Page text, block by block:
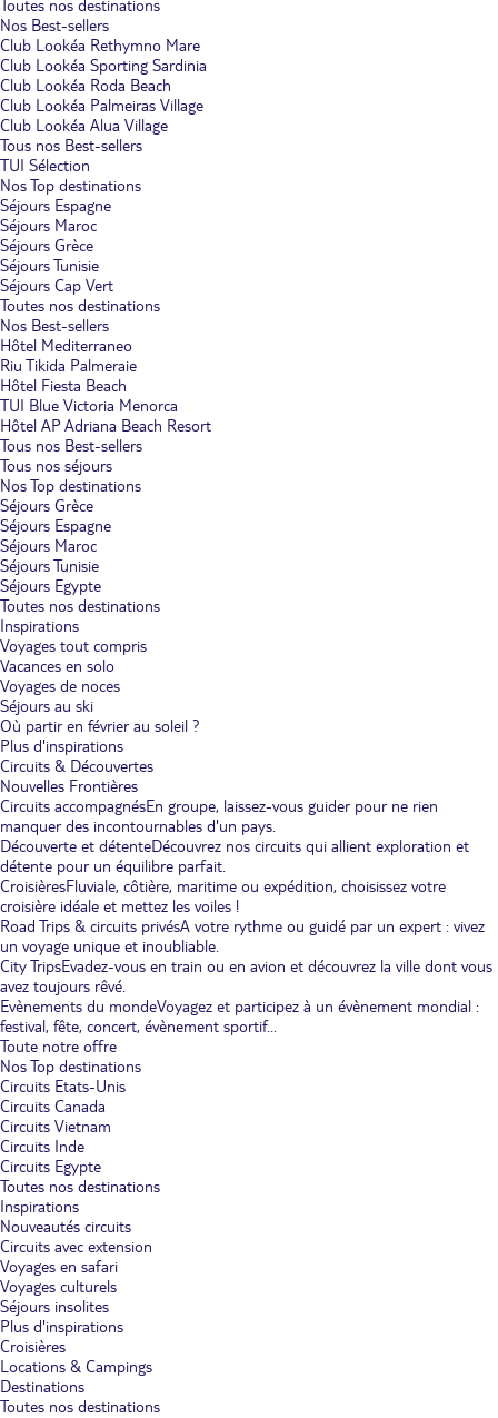
Toutes nos destinations
Nos Best-sellers
Club Lookéa Rethymno Mare
Club Lookéa Sporting Sardinia
Club Lookéa Roda Beach
Club Lookéa Palmeiras Village
Club Lookéa Alua Village
Tous nos Best-sellers
TUI Sélection
Nos Top destinations
Séjours Espagne
Séjours Maroc
Séjours Grèce
Séjours Tunisie
Séjours Cap Vert
Toutes nos destinations
Nos Best-sellers
Hôtel Mediterraneo
Riu Tikida Palmeraie
Hôtel Fiesta Beach
TUI Blue Victoria Menorca
Hôtel AP Adriana Beach Resort
Tous nos Best-sellers
Tous nos séjours
Nos Top destinations
Séjours Grèce
Séjours Espagne
Séjours Maroc
Séjours Tunisie
Séjours Egypte
Toutes nos destinations
Inspirations
Voyages tout compris
Vacances en solo
Voyages de noces
Séjours au ski
Où partir en février au soleil ?
Plus d'inspirations
Circuits & Découvertes
Nouvelles Frontières
Circuits accompagnésEn groupe, laissez-vous guider pour ne rien
manquer des incontournables d'un pays.
Découverte et détenteDécouvrez nos circuits qui allient exploration et
détente pour un équilibre parfait.
CroisièresFluviale, côtière, maritime ou expédition, choisissez votre
croisière idéale et mettez les voiles !
Road Trips & circuits privésA votre rythme ou guidé par un expert : vivez
un voyage unique et inoubliable.
City TripsEvadez-vous en train ou en avion et découvrez la ville dont vous
avez toujours rêvé.
Evènements du mondeVoyagez et participez à un évènement mondial :
festival, fête, concert, évènement sportif...
Toute notre offre
Nos Top destinations
Circuits Etats-Unis
Circuits Canada
Circuits Vietnam
Circuits Inde
Circuits Egypte
Toutes nos destinations
Inspirations
Nouveautés circuits
Circuits avec extension
Voyages en safari
Voyages culturels
Séjours insolites
Plus d'inspirations
Croisières
Locations & Campings
Destinations
Toutes nos destinations